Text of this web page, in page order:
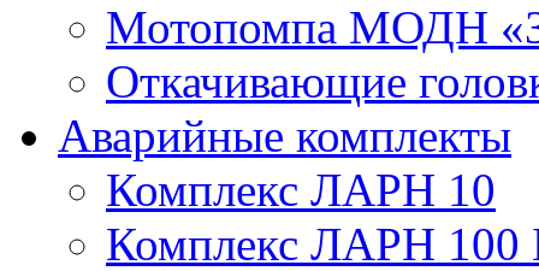
Мотопомпа МОДН
Откачивающие
Аварийные комплекты
Комплекс ЛАРН 10
Комплекс ЛАРН 100